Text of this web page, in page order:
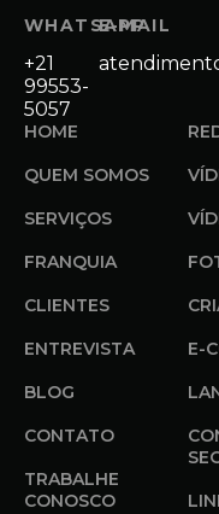
WHATSAPP
+21
99553-
5057
E-MAIL
HOME
QUEM SOMOS
SERVIÇOS
FRANQUIA
CLIENTES
ENTREVISTA
BLOG
CONTATO
TRABALHE
CONOSCO
E-